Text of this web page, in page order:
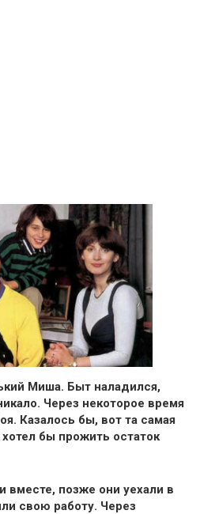
Миша. Быт наладился,
Через некоторое время
Казалось бы, вот та самая
бы прожить остаток
вместе, позже они уехали в
свою работу. Через